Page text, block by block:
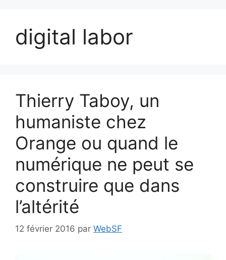
digital labor
Thierry Taboy, un
humaniste chez
Orange ou quand le
numérique ne peut se
construire que dans
l’altérité
12 février 2016 par WebSF